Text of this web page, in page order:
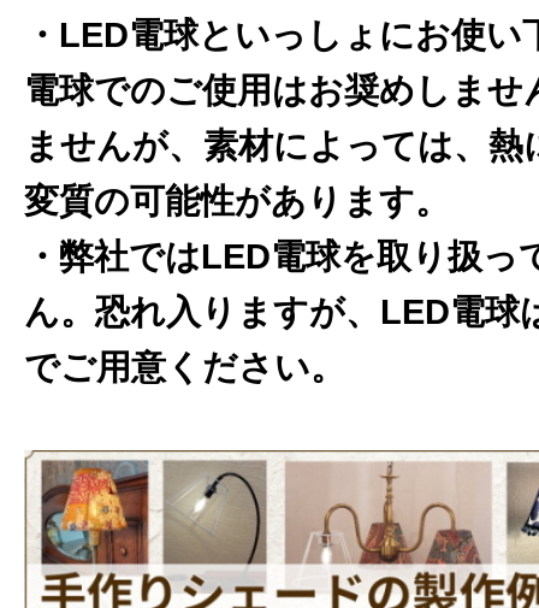
・LED電球といっしょにお使い
電球でのご使用はお奨めしませ
ませんが、素材によっては、熱
変質の可能性があります。
・弊社ではLED電球を取り扱っ
ん。恐れ入りますが、LED電球
でご用意ください。